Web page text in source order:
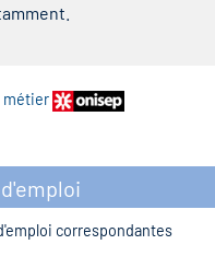
métier
correspondantes